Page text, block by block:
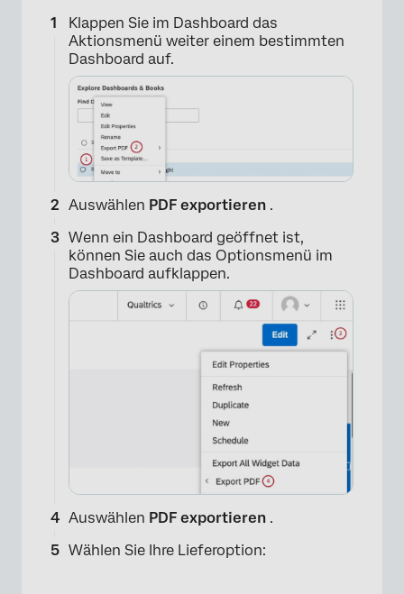
Klappen Sie im Dashboard das
Aktionsmenü weiter einem bestimmten
Dashboard auf.
Auswählen PDF exportieren .
Wenn ein Dashboard geöffnet ist,
können Sie auch das Optionsmenü im
Dashboard aufklappen.
Auswählen PDF exportieren .
Wählen Sie Ihre Lieferoption: